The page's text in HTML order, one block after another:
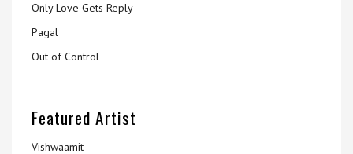
Only Love Gets Reply
Pagal
Out of Control
Featured Artist
Vishwaamit